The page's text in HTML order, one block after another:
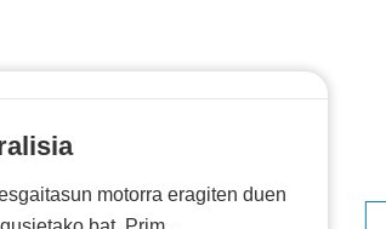
motorra eragiten duen